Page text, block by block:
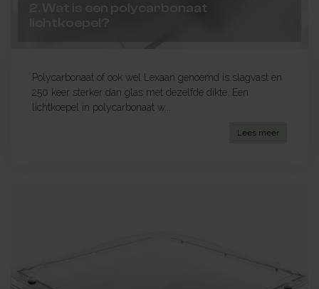
2. Wat is een polycarbonaat
lichtkoepel?
Polycarbonaat of ook wel Lexaan genoemd is slagvast en
250 keer sterker dan glas met dezelfde dikte. Een
lichtkoepel in polycarbonaat w...
Lees meer